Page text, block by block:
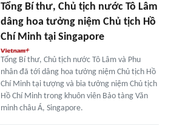
Tổng Bí thư, Chủ tịch nước Tô Lâm
dâng hoa tưởng niệm Chủ tịch Hồ
Chí Minh tại Singapore
Tổng Bí thư, Chủ tịch nước Tô Lâm và Phu
nhân đã tới dâng hoa tưởng niệm Chủ tịch Hồ
Chí Minh tại tượng và bia tưởng niệm Chủ tịch
Hồ Chí Minh trong khuôn viên Bảo tàng Văn
minh châu Á, Singapore.